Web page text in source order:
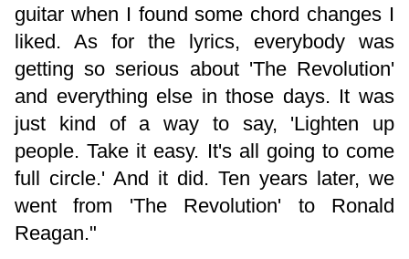
guitar when I found some chord changes I
liked. As for the lyrics, everybody was
getting so serious about 'The Revolution'
and everything else in those days. It was
just kind of a way to say, 'Lighten up
people. Take it easy. It's all going to come
full circle.' And it did. Ten years later, we
went from 'The Revolution' to Ronald
Reagan."